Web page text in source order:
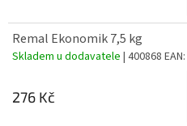
Remal Ekonomik 7,5 kg
Skladem u dodavatele | 400868 EAN:
276 Kč